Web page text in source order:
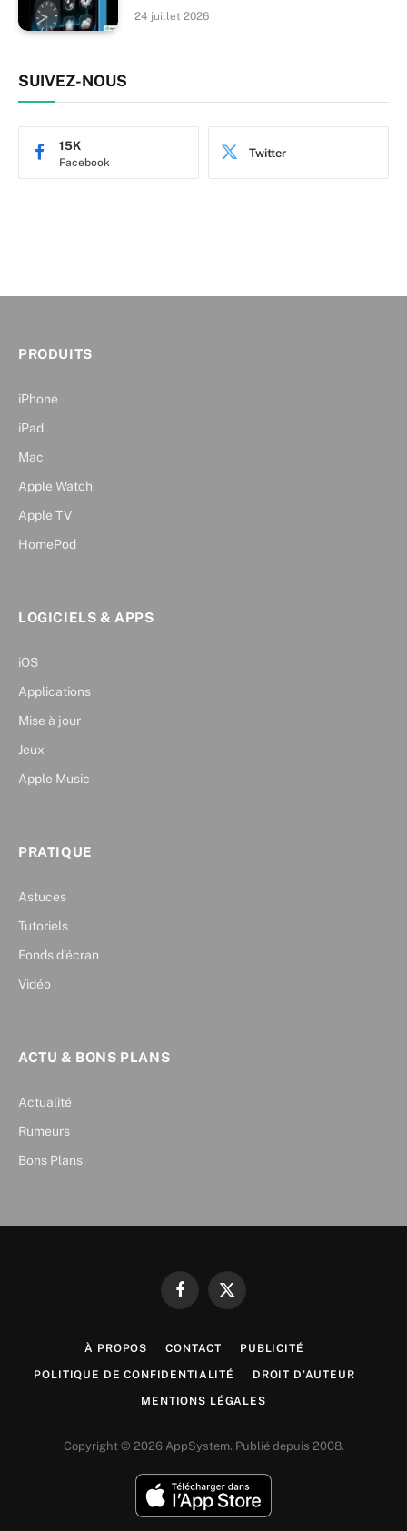
24 juillet 2026
SUIVEZ-NOUS
Facebook
15K Twitter
PRODUITS
iPhone
iPad
Mac
Apple Watch
Apple TV
HomePod
LOGICIELS & APPS
iOS
Applications
Mise à jour
Jeux
Apple Music
PRATIQUE
Astuces
Tutoriels
Fonds d’écran
Vidéo
ACTU & BONS PLANS
Actualité
Rumeurs
Bons Plans
FacebookX
À PROPOS CONTACT PUBLICITÉ
POLITIQUE DE CONFIDENTIALITÉ DROIT D’AUTEUR
MENTIONS LÉGALES
Copyright © 2026 AppSystem. Publié depuis 2008.